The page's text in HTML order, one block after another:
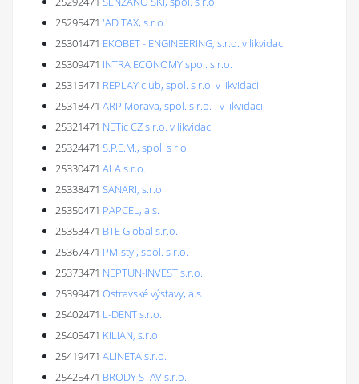
25295471 'AD TAX, s.r.o.'
25301471 EKOBET - ENGINEERING, s.r.o. v likvidaci
25309471 INTRA ECONOMY spol. s r.o.
25315471 REPLAY club, spol. s r.o. v likvidaci
25318471 ARP Morava, spol. s r.o. - v likvidaci
25321471 NETic CZ s.r.o. v likvidaci
25324471 S.P.E.M., spol. s r.o.
25330471 ALA s.r.o.
25338471 SANARI, s.r.o.
25350471 PAPCEL, a.s.
25353471 BTE Global s.r.o.
25367471 PM-styl, spol. s r.o.
25373471 NEPTUN-INVEST s.r.o.
25399471 Ostravské výstavy, a.s.
25402471 L-DENT s.r.o.
25405471 KILIAN, s.r.o.
25419471 ALINETA s.r.o.
25425471 BRODY STAV s.r.o.